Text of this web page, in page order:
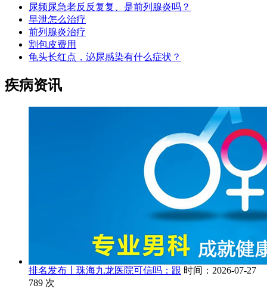
尿频尿急老反反复复、是前列腺炎吗？
早泄怎么治疗
前列腺炎治疗
割包皮费用
龟头长红点，泌尿感染有什么症状？
疾病资讯
排名发布丨珠海九龙医院可信吗：跟 时间：2026-07-27
789 次